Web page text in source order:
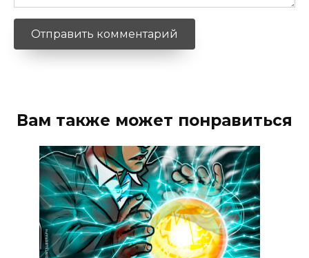
Вам также может понравиться